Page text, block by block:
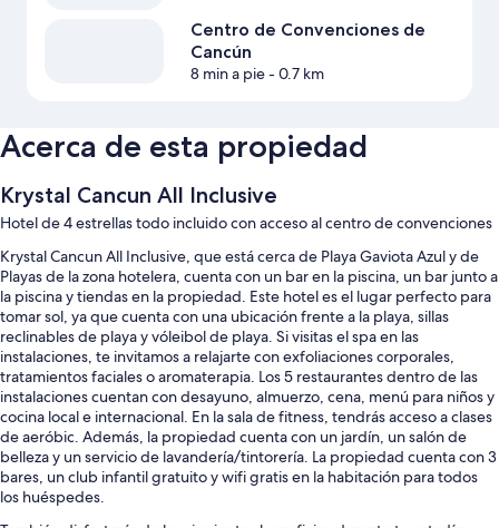
Centro de Convenciones de
Cancún
8 min a pie- 0.7 km
Acerca de esta propiedad
Krystal Cancun All Inclusive
Hotel de 4 estrellas todo incluido con acceso al centro de convenciones
Krystal Cancun All Inclusive, que está cerca de Playa Gaviota Azul y de
Playas de la zona hotelera, cuenta con un bar en la piscina, un bar junto a
la piscina y tiendas en la propiedad. Este hotel es el lugar perfecto para
tomar sol, ya que cuenta con una ubicación frente a la playa, sillas
reclinables de playa y vóleibol de playa. Si visitas el spa en las
instalaciones, te invitamos a relajarte con exfoliaciones corporales,
tratamientos faciales o aromaterapia. Los 5 restaurantes dentro de las
instalaciones cuentan con desayuno, almuerzo, cena, menú para niños y
cocina local e internacional. En la sala de fitness, tendrás acceso a clases
de aeróbic. Además, la propiedad cuenta con un jardín, un salón de
belleza y un servicio de lavandería/tintorería. La propiedad cuenta con 3
bares, un club infantil gratuito y wifi gratis en la habitación para todos
los huéspedes.